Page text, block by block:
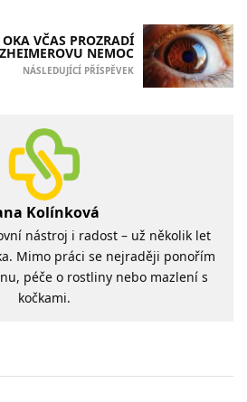
VČAS PROZRADÍ
NEMOC
NÁSLEDUJÍCÍ PŘÍSPĚVEK
Kolínková
nástroj i radost – už několik let
Mimo práci se nejraději ponořím
péče o rostliny nebo mazlení s
kočkami.